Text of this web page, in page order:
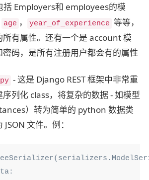
括 Employers和 employees的模
age ， year_of_experience 等等，
所有属性。还有一个是 account 模
码，是所有注册用户都会有的属性
- 这是 Django REST 框架中非常重
列化 class，将复杂的数据 - 如模型
）转为简单的 python 数据类
文件。例：